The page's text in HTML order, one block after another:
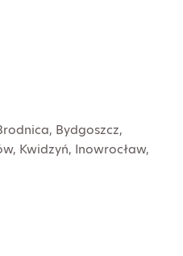
, Bydgoszcz,
, Kwidzyń, Inowrocław,